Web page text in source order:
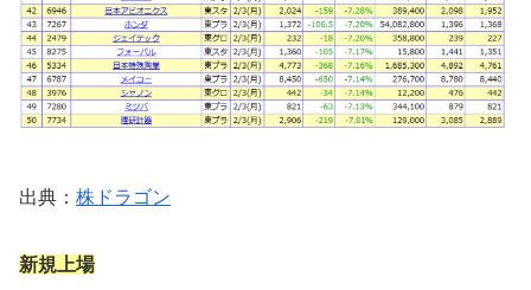
出典： 株ドラゴン
新規上場